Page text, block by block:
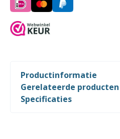
Productinformatie
Gerelateerde producten
Specificaties